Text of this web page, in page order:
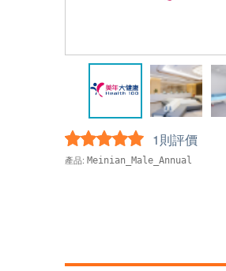
1則評價
產品: Meinian_Male_Annual